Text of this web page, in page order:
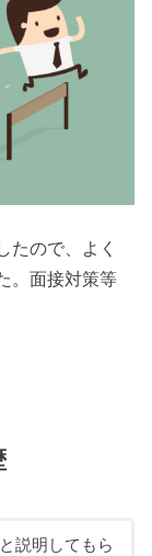
たので、よく
。面接対策等
説明してもら